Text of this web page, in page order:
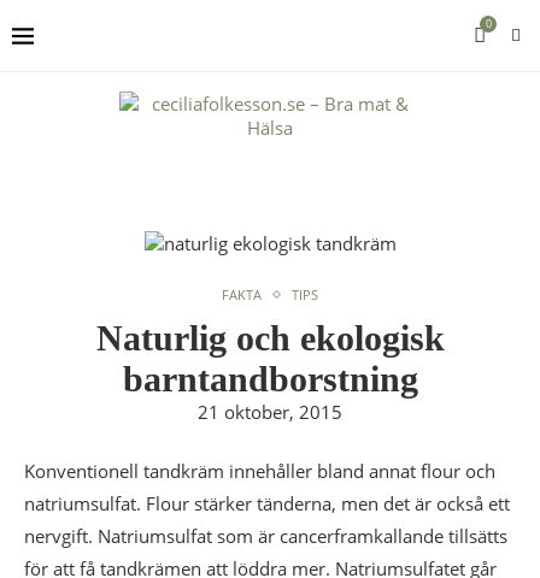
0
FAKTA TIPS
Naturlig och ekologisk
barntandborstning
21 oktober, 2015
Konventionell tandkräm innehåller bland annat flour och
natriumsulfat. Flour stärker tänderna, men det är också ett
nervgift. Natriumsulfat som är cancerframkallande tillsätts
för att få tandkrämen att löddra mer. Natriumsulfatet går